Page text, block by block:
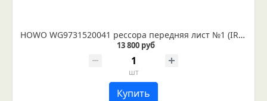
HOWO WG9731520041 рессора передняя лист №1 (IR 29-49-01)
13 800 руб
шт
Купить